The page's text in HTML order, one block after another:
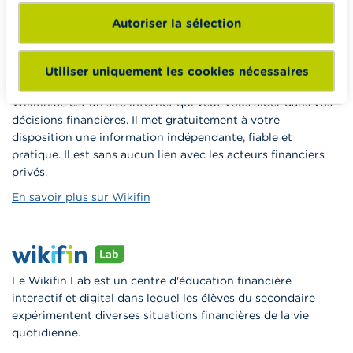
Autoriser la sélection
Utiliser uniquement les cookies nécessaires
Vers Wikifin School
Wikifin.be est un site internet qui veut vous aider dans vos
décisions financières. Il met gratuitement à votre
disposition une information indépendante, fiable et
pratique. Il est sans aucun lien avec les acteurs financiers
privés.
En savoir plus sur Wikifin
Le Wikifin Lab est un centre d'éducation financière
interactif et digital dans lequel les élèves du secondaire
expérimentent diverses situations financières de la vie
quotidienne.